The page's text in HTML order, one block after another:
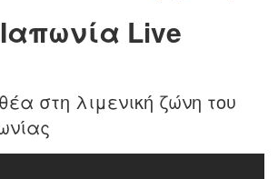
Live
στη λιμενική ζώνη του